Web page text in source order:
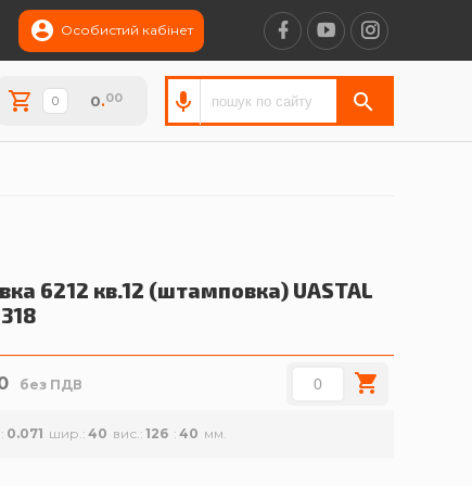
Особистий кабінет
0.00
6212 кв.12 (штамповка) UASTAL
без ПДВ
0.071 шир. 40 вис. 126 40